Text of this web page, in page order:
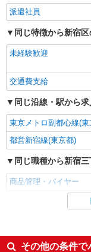
派遣社員
同じ特徴から新宿
未経験歓迎
交通費支給
同じ沿線・駅から
東京メトロ副都心線(東
都営新宿線(東京都)
同じ職種から新宿
商品管理・バイヤー
同じ雇用形態から
同じ特徴から新宿
その他の条件で